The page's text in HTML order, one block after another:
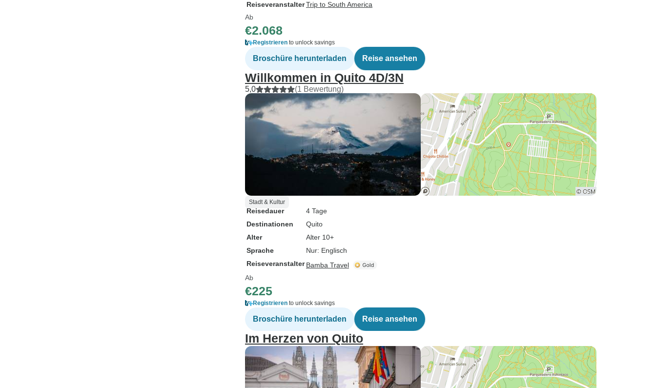
ReiseveranstalterTrip to South America
Ab
€2.068
Registrieren to unlock savings
Broschüre herunterladen Reise ansehen
Willkommen in Quito 4D/3N
5,0 (1 Bewertung)
Stadt & Kultur
Reisedauer
4 Tage
Destinationen
Quito
Alter
Alter 10+
Sprache
Nur: Englisch
Reiseveranstalter Bamba Travel
Ab
€225
Registrieren to unlock savings
Broschüre herunterladen Reise ansehen
Im Herzen von Quito